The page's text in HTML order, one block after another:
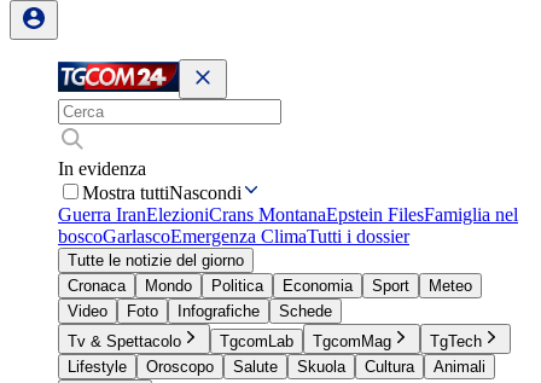
In evidenza
Mostra tuttiNascondi
Guerra IranElezioniCrans MontanaEpstein FilesFamiglia nel
boscoGarlascoEmergenza ClimaTutti i dossier
Tutte le notizie del giorno
Cronaca
Mondo Politica Economia Sport
Meteo
Video
Foto Infografiche
Schede
Tv & Spettacolo
TgcomLab TgcomMag
TgTech
Lifestyle
Oroscopo Salute Skuola Cultura
Animali